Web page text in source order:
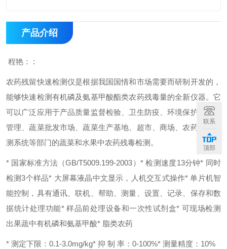
产品介绍
程艳： :
农药残留快速检测仪是根据我国国情和市场需要而研制开发的，
能够快速检测有机磷及氨基甲酸酯类农药残毒量的全新仪器。它
可以广泛应用于产品质量监督检验、卫生防疫、环境保护、工商
管理、蔬菜批发市场、蔬菜生产基地、超市、商场、农药残留监
测系统等部门的蔬菜和水果中农药残毒检测。
* 国家标准方法（GB/T5009.199-2003） * 检测速度13分钟* 同时
检测3个样品* 大屏幕液晶中文显示，人机交互式操作* 单片机智
能控制，具有通讯、联机、帮助、测量、设置、记录、保存和数
据统计处理功能* 样品前处理设备和一次性试剂盒* 可现场检测
出果蔬中有机磷和氨基甲酸* 脂类农药
* 测定下限：0.1-3.0mg/kg* 抑 制 率：0-100%* 测量精度：10%
联系
顶部